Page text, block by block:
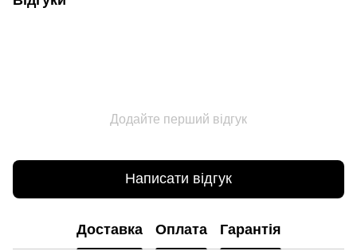
Додайте перший відгук
Написати відгук
Доставка Оплата Гарантія